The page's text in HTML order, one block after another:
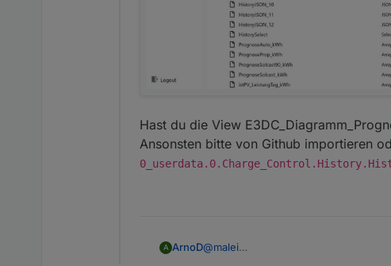
Hast du die View
Ansonsten bitte von Github importieren
A ArnoD@malei